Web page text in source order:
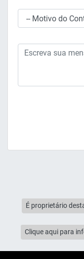
É proprietário
Clique aqui para